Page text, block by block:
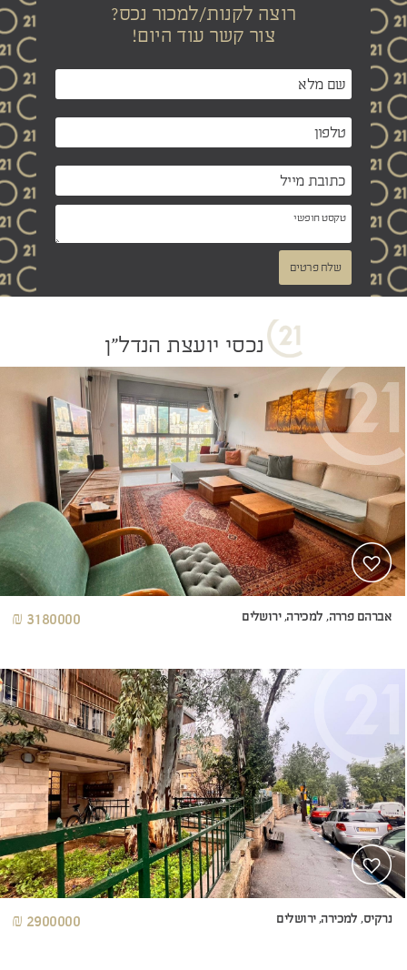
רוצה לקנות/למכור נכס?
צור קשר עוד היום!
שלח פרטים
נכסי יועצת הנדל"ן
אברהם פררה, למכירה, ירושלים 3180000 ₪
נרקיס, למכירה, ירושלים 2900000 ₪